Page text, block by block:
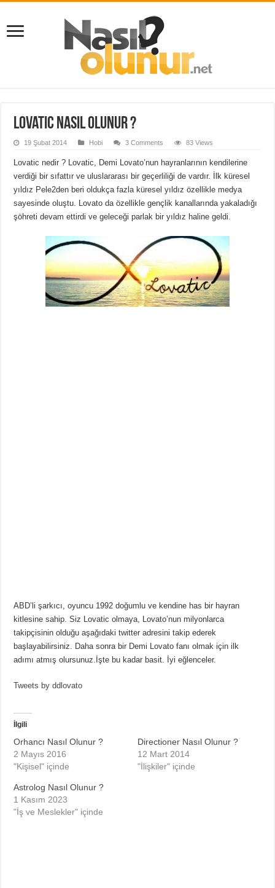
Lovatic Nasıl Olunur ?
19 Şubat 2014 Hobi 3 Comments 83 Views
Lovatic nedir ? Lovatic, Demi Lovato’nun hayranlarının kendilerine
verdiği bir sıfattır ve uluslararası bir geçerliliği de vardır. İlk küresel
yıldız Pele2den beri oldukça fazla küresel yıldız özellikle medya
sayesinde oluştu. Lovato da özellikle gençlik kanallarında yakaladığı
şöhreti devam ettirdi ve geleceği parlak bir yıldız haline geldi.
ABD’li şarkıcı, oyuncu 1992 doğumlu ve kendine has bir hayran
kitlesine sahip. Siz Lovatic olmaya, Lovato’nun milyonlarca
takipçisinin olduğu aşağıdaki twitter adresini takip ederek
başlayabilirsiniz. Daha sonra bir Demi Lovato fanı olmak için ilk
adımı atmış olursunuz.İşte bu kadar basit. İyi eğlenceler.
Tweets by ddlovato
İlgili
Orhancı Nasıl Olunur ?
2 Mayıs 2016
"Kişisel" içinde
Directioner Nasıl Olunur ?
12 Mart 2014
"İlişkiler" içinde
Astrolog Nasıl Olunur ?
1 Kasım 2023
"İş ve Meslekler" içinde